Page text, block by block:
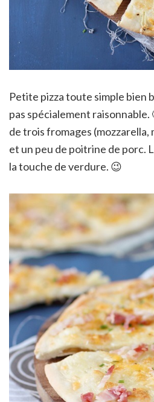
Petite pizza toute simple bien
pas spécialement raisonnable.
de trois fromages
et un peu de poitrine de porc.
la touche de verdure. 😉